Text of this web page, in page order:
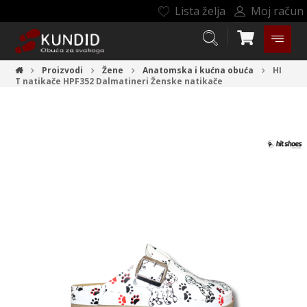
Lista želja Moj račun
Proizvodi Žene Anatomska i kućna obuća
HI
T natikače HPF352 DalmatineriŽenske natikače